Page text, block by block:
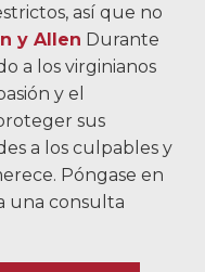
así que no
y Allen Durante
a los virginianos
y el
sus
a los culpables y
Póngase en
una consulta